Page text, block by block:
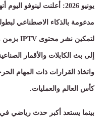
يونيو 2026: أعلنت لينوفو اليوم
مدعومة بالذكاء الاصطناعي
لتمكين نشر محتوى IPTV بزمن
إلى بث الكابلات والأقمار
واتخاذ القرارات ذات المهام
كأس العالم والعمليات.
بينما يستعد أكبر حدث رياضي